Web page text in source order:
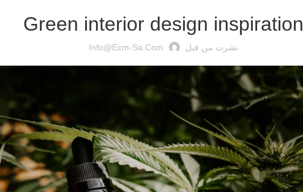
Green interior design inspiration
نشرت من قبل Info@ecm-Sa.com